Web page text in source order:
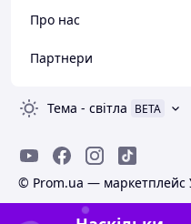
Про нас
Партнери
Тема - світла BETA
© Prom.ua — маркетплейс